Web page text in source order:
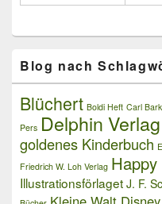
Blog nach
Blüchert Boldi Heft Carl
Pers Delphin Verlag
goldenes Kinderbuch
Friedrich W. Loh Verlag
Illustrationsförlaget J. F.